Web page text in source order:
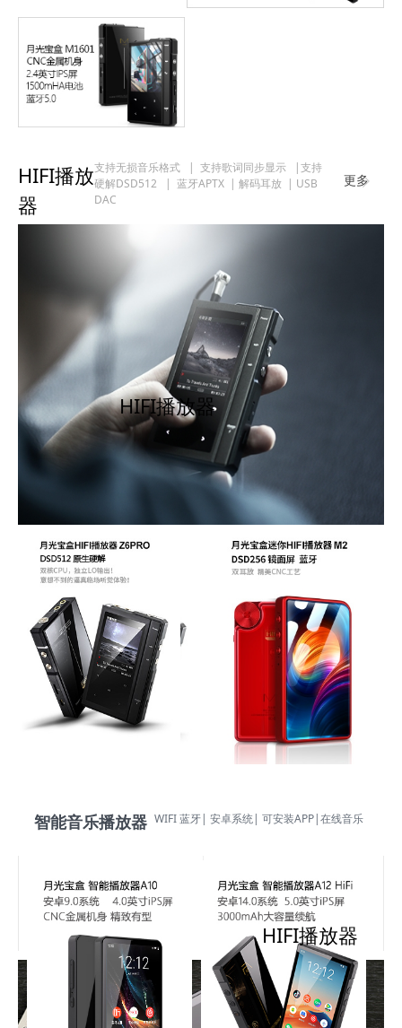
支持无损音乐格式 | 支持歌词同步显示 |支持
硬解DSD512 | 蓝牙APTX | 解码耳放 | USB
DAC
HIFI播放
器
更多
HIFI播放器
HIFI播放器
智能音乐播放器 WIFI 蓝牙| 安卓系统| 可安装APP|在线音乐